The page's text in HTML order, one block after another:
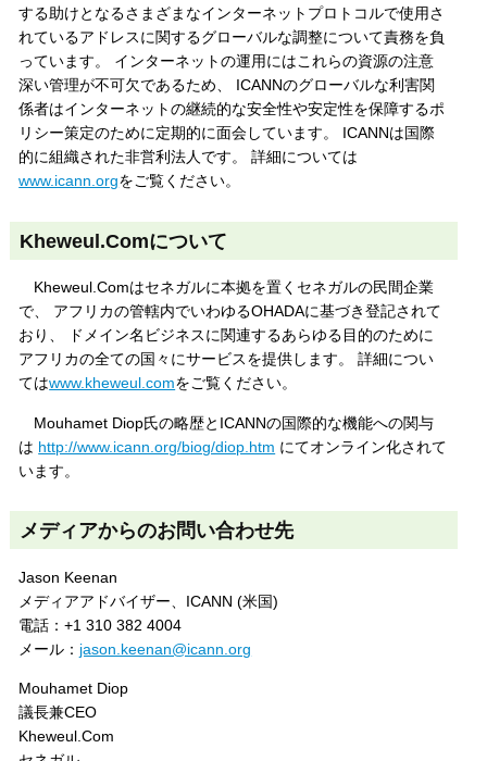
する助けとなるさまざまなインターネットプロトコルで使用さ
れているアドレスに関するグローバルな調整について責務を負
っています。 インターネットの運用にはこれらの資源の注意
深い管理が不可欠であるため、 ICANNのグローバルな利害関
係者はインターネットの継続的な安全性や安定性を保障するポ
リシー策定のために定期的に面会しています。 ICANNは国際
的に組織された非営利法人です。 詳細については
www.icann.orgをご覧ください。
Kheweul.Comについて
Kheweul.Comはセネガルに本拠を置くセネガルの民間企業
で、 アフリカの管轄内でいわゆるOHADAに基づき登記されて
おり、 ドメイン名ビジネスに関連するあらゆる目的のために
アフリカの全ての国々にサービスを提供します。 詳細につい
てはwww.kheweul.comをご覧ください。
Mouhamet Diop氏の略歴とICANNの国際的な機能への関与
は http://www.icann.org/biog/diop.htm にてオンライン化されて
います。
メディアからのお問い合わせ先
Jason Keenan
メディアアドバイザー、ICANN (米国)
電話：+1 310 382 4004
メール： jason.keenan@icann.org
Mouhamet Diop
議長兼CEO
Kheweul.Com